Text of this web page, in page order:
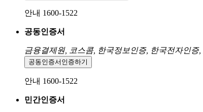
안내 1600-1522
공동인증서
금융결제원, 코스콤, 한국정보인증, 한국전자인증,
공동인증서 인증하기
안내 1600-1522
민간인증서